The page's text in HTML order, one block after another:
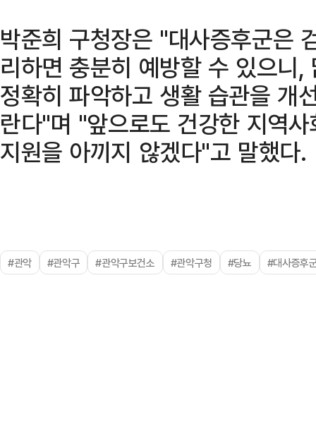
박준희 구청장은 "대사증후군은
리하면 충분히 예방할 수 있으니
정확히 파악하고 생활 습관을 개
란다"며 "앞으로도 건강한 지역
지원을 아끼지 않겠다"고 말했다.
#관악 #관악구 #관악구보건소 #관악구청 #당뇨 #대사증후